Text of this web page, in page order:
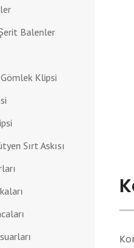
Balenler
Klipsi
Sırt Askısı